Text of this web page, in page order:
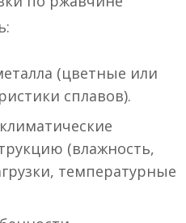
(цветные или
сплавов).
(влажность,
температурные